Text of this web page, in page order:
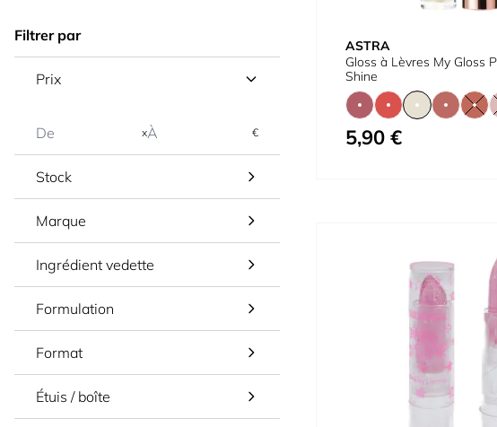
Filtrer par
Prix
x €
Stock
Marque
Ingrédient vedette
Formulation
Format
Étuis / boîte
ASTRA
Gloss à Lèvres My Gloss
Shine
À partir de
5,90 €